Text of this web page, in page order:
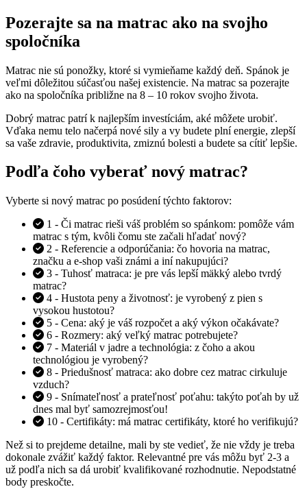
Pozerajte sa na matrac ako na svojho
spoločníka
Matrac nie sú ponožky, ktoré si vymieňame každý deň. Spánok je
veľmi dôležitou súčasťou našej existencie. Na matrac sa pozerajte
ako na spoločníka približne na 8 – 10 rokov svojho života.
Dobrý matrac patrí k najlepším investíciám, aké môžete urobiť.
Vďaka nemu telo načerpá nové sily a vy budete plní energie, zlepší
sa vaše zdravie, produktivita, zmiznú bolesti a budete sa cítiť lepšie.
Podľa čoho vyberať nový matrac?
Vyberte si nový matrac po posúdení týchto faktorov:
1 - Či matrac rieši váš problém so spánkom: pomôže vám
matrac s tým, kvôli čomu ste začali hľadať nový?
2 - Referencie a odporúčania: čo hovoria na matrac,
značku a e-shop vaši známi a iní nakupujúci?
3 - Tuhosť matraca: je pre vás lepší mäkký alebo tvrdý
matrac?
4 - Hustota peny a životnosť: je vyrobený z pien s
vysokou hustotou?
5 - Cena: aký je váš rozpočet a aký výkon očakávate?
6 - Rozmery: aký veľký matrac potrebujete?
7 - Materiál v jadre a technológia: z čoho a akou
technológiou je vyrobený?
8 - Priedušnosť matraca: ako dobre cez matrac cirkuluje
vzduch?
9 - Snímateľnosť a prateľnosť poťahu: takýto poťah by už
dnes mal byť samozrejmosťou!
10 - Certifikáty: má matrac certifikáty, ktoré ho verifikujú?
Než si to prejdeme detailne, mali by ste vedieť, že nie vždy je treba
dokonale zvážiť každý faktor. Relevantné pre vás môžu byť 2-3 a
už podľa nich sa dá urobiť kvalifikované rozhodnutie. Nepodstatné
body preskočte.